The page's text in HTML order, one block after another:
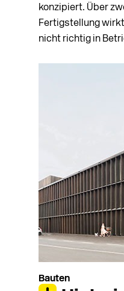
konzipiert. Über
Fertigstellung
nicht richtig in
Bauten